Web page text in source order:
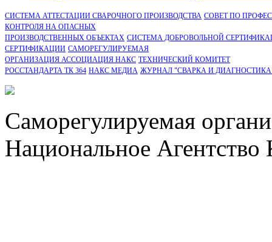
СИСТЕМА АТТЕСТАЦИИ СВАРОЧНОГО ПРОИЗВОДСТВА СОВЕТ ПО
КОНТРОЛЯ НА ОПАСНЫХ
ПРОИЗВОДСТВЕННЫХ ОБЪЕКТАХ СИСТЕМА ДОБРОВОЛЬНОЙ
CЕРТИФИКАЦИИ САМОРЕГУЛИРУЕМАЯ
ОРГАНИЗАЦИЯ АССОЦИАЦИЯ НАКС ТЕХНИЧЕСКИЙ КОМИТЕТ
РОССТАНДАРТА ТК 364 НАКС МЕДИА ЖУРНАЛ "СВАРКА И
Саморегулируемая
Национальное Агентство